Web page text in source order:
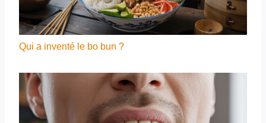
Qui a inventé le bo bun ?